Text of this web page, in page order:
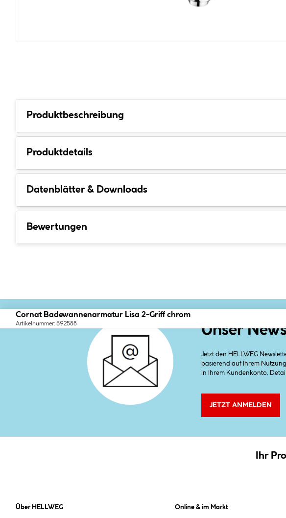
Produktbeschreibung
Produktdetails
Datenblätter & Downloads
Bewertungen
Cornat Badewannenarmatur Lisa 2-Griff chrom
Artikelnummer: 592588 Unser
Jetzt den HELLWEG
basierend auf Ihrem
in Ihrem Kundenkonto.
JETZT ANMELDEN
Ihr
Über HELLWEG Online & im Markt